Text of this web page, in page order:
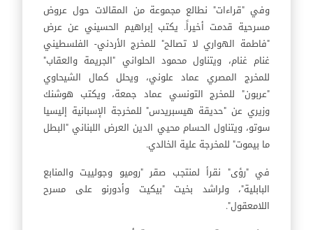
وفي "قراءات" نطالع مجموعة من المقالات حول عروض
مسرحية قدمت أخيراً. يكتب إبراهيم الحسيني عن عرض
"فاطمة الهواري لا تصالح" للمخرج الأردني- الفلسطيني
غنام غنام، ويتناول محمود الحلواني "الجريمة والعقاب"
للمخرج المصري عماد علوني، ويحلل كمال الشيحاوي
"عربون" للمخرج التونسي عماد جمعة، ويكتب هوشنك
وزيري عن "حديقة هيسبريدس" للمخرجة الإسبانية إليسيا
سوتو، ويتناول الحسام محيي الدين العرض اللبناني "البطل
ما بيموت" للمخرجة علية الخالدي.
في "رؤى" نقرأ لمنتجب صقر "روميو وجولييت والمنابع
البابلية"، ولراشد بخيت "بيكيت وأدورنو على مسرح
اللامعقول".